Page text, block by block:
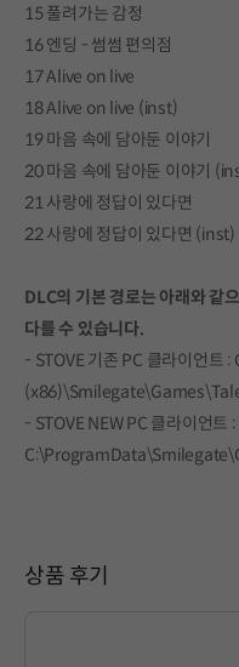
15 풀려가는 감정
16 엔딩 - 썸썸 편의점
17 Alive on live
18 Alive on live (inst)
19 마음 속에 담아둔 이야기
20 마음 속에 담아둔 이야기
21 사랑에 정답이 있다면
22 사랑에 정답이 있다면 (inst)
DLC의 기본 경로는 아래와 같
다를 수 있습니다.
- STOVE 기존 PC 클라이언트
- STOVE NEW PC 클라이언트 :
상품 후기